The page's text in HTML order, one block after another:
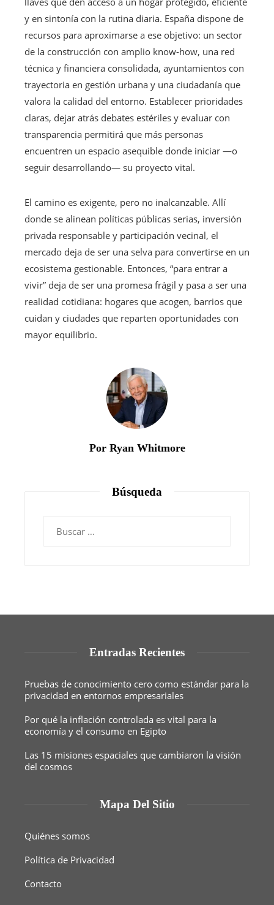
y en sintonía con la rutina diaria. España dispone de
recursos para aproximarse a ese objetivo: un sector
de la construcción con amplio know-how, una red
técnica y financiera consolidada, ayuntamientos con
trayectoria en gestión urbana y una ciudadanía que
valora la calidad del entorno. Establecer prioridades
claras, dejar atrás debates estériles y evaluar con
transparencia permitirá que más personas
encuentren un espacio asequible donde iniciar —o
seguir desarrollando— su proyecto vital.
El camino es exigente, pero no inalcanzable. Allí
donde se alinean políticas públicas serias, inversión
privada responsable y participación vecinal, el
mercado deja de ser una selva para convertirse en un
ecosistema gestionable. Entonces, “para entrar a
vivir” deja de ser una promesa frágil y pasa a ser una
realidad cotidiana: hogares que acogen, barrios que
cuidan y ciudades que reparten oportunidades con
mayor equilibrio.
Por Ryan Whitmore
Búsqueda
Entradas Recientes
Pruebas de conocimiento cero como estándar para la
privacidad en entornos empresariales
Por qué la inflación controlada es vital para la
economía y el consumo en Egipto
Las 15 misiones espaciales que cambiaron la visión
del cosmos
Mapa Del Sitio
Quiénes somos
Política de Privacidad
Contacto